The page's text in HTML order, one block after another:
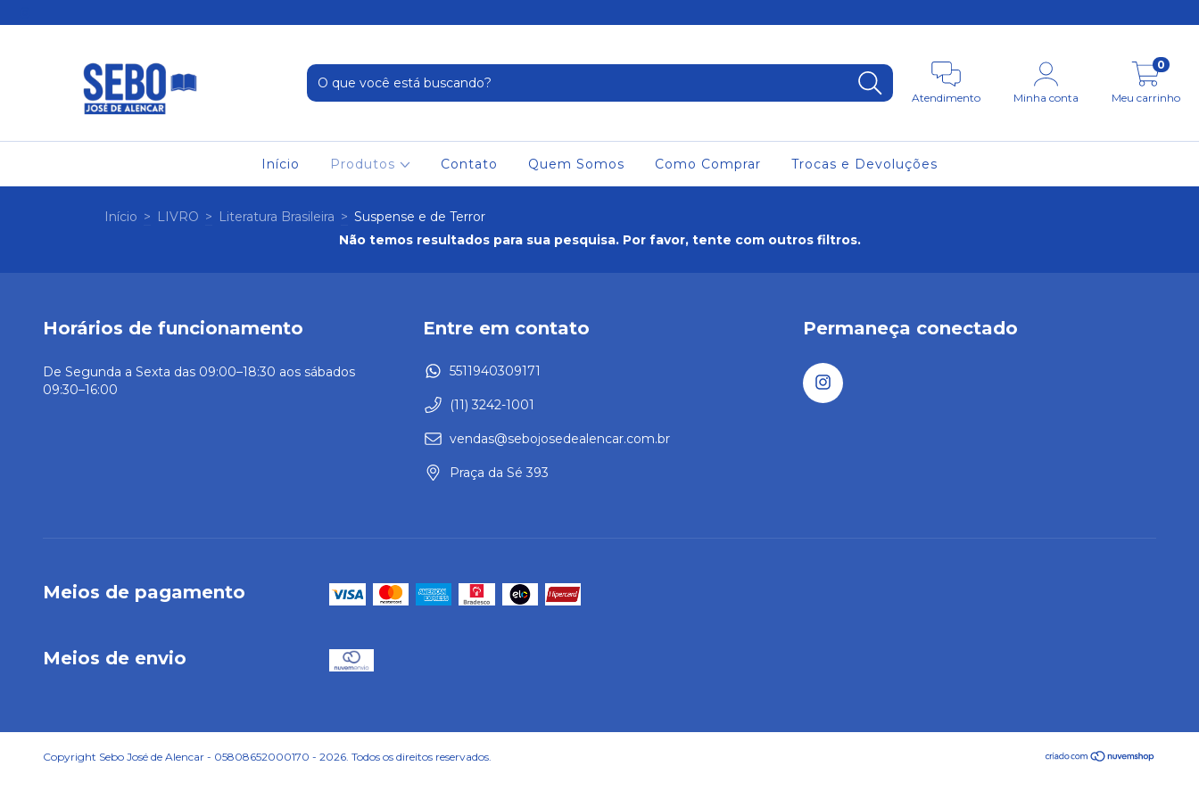
Atendimento Minha conta Meu carrinho
0
Início Produtos Contato Quem Somos Como Comprar Trocas e Devoluções
Início > LIVRO > Literatura Brasileira > Suspense e de Terror
Não temos resultados para sua pesquisa. Por favor, tente com outros filtros.
Horários de funcionamento
De Segunda a Sexta das 09:00–18:30 aos sábados
09:30–16:00
Entre em contato
5511940309171
(11) 3242-1001
vendas@sebojosedealencar.com.br
Praça da Sé 393
Permaneça conectado
Meios de pagamento
Meios de envio
Copyright Sebo José de Alencar - 05808652000170 - 2026. Todos os direitos reservados.